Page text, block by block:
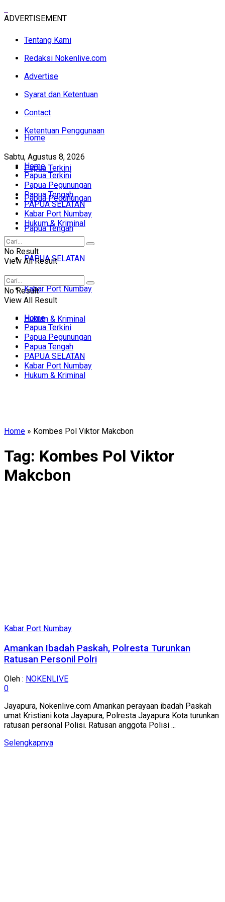
ADVERTISEMENT
Tentang Kami
Redaksi Nokenlive.com
Advertise
Syarat dan Ketentuan
Contact
Ketentuan Penggunaan
Sabtu, Agustus 8, 2026
Home
Papua Terkini
Papua Pegunungan
Papua Tengah
PAPUA SELATAN
Kabar Port Numbay
Hukum & Kriminal
Home
Papua Terkini
Papua Pegunungan
Papua Tengah
PAPUA SELATAN
Kabar Port Numbay
Hukum & Kriminal
No Result
View All Result
No Result
View All Result
Home
Papua Terkini
Papua Pegunungan
Papua Tengah
PAPUA SELATAN
Kabar Port Numbay
Hukum & Kriminal
Home » Kombes Pol Viktor Makcbon
Tag: Kombes Pol Viktor
Makcbon
Kabar Port Numbay
Amankan Ibadah Paskah, Polresta Turunkan
Ratusan Personil Polri
Oleh : NOKENLIVE
0
Jayapura, Nokenlive.com Amankan perayaan ibadah Paskah
umat Kristiani kota Jayapura, Polresta Jayapura Kota turunkan
ratusan personal Polisi. Ratusan anggota Polisi ...
SelengkapnyaDetails